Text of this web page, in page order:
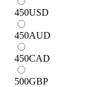
450USD
450AUD
450CAD
500GBP